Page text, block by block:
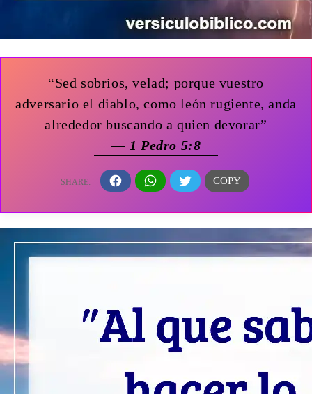
“Sed sobrios, velad; porque vuestro
adversario el diablo, como león rugiente, anda
alrededor buscando a quien devorar”
— 1 Pedro 5:8